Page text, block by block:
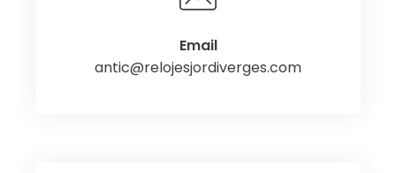
Email
antic@relojesjordiverges.com